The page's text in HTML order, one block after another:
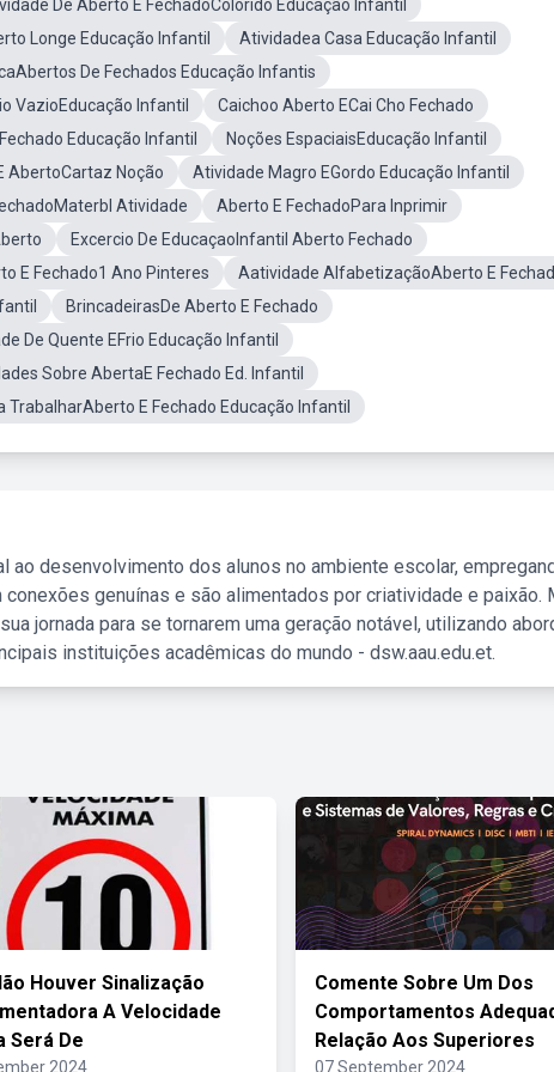
De Aberto E FechadoColorido Educação Infantil
Longe Educação Infantil
Atividadea Casa Educação Infantil
De Fechados Educação Infantis
VazioEducação Infantil
Caichoo Aberto ECai Cho Fechado
Educação Infantil
Noções EspaciaisEducação Infantil
AbertoCartaz Noção
Atividade Magro EGordo Educação Infantil
Atividade
Aberto E FechadoPara Inprimir
Excercio De EducaçaoInfantil Aberto Fechado
E Fechado1 Ano Pinteres
Aatividade AlfabetizaçãoAberto E
BrincadeirasDe Aberto E Fechado
De Quente EFrio Educação Infantil
Sobre AbertaE Fechado Ed. Infantil
TrabalharAberto E Fechado Educação Infantil
ao desenvolvimento dos alunos no ambiente escolar,
genuínas e são alimentados por criatividade e paixão.
jornada para se tornarem uma geração notável, utilizando
instituições acadêmicas do mundo - dsw.aau.edu.et.
Houver Sinalização
A Velocidade
Será De
2024
Comente Sobre Um Dos
Comportamentos
Relação Aos Superiores
07 September 2024